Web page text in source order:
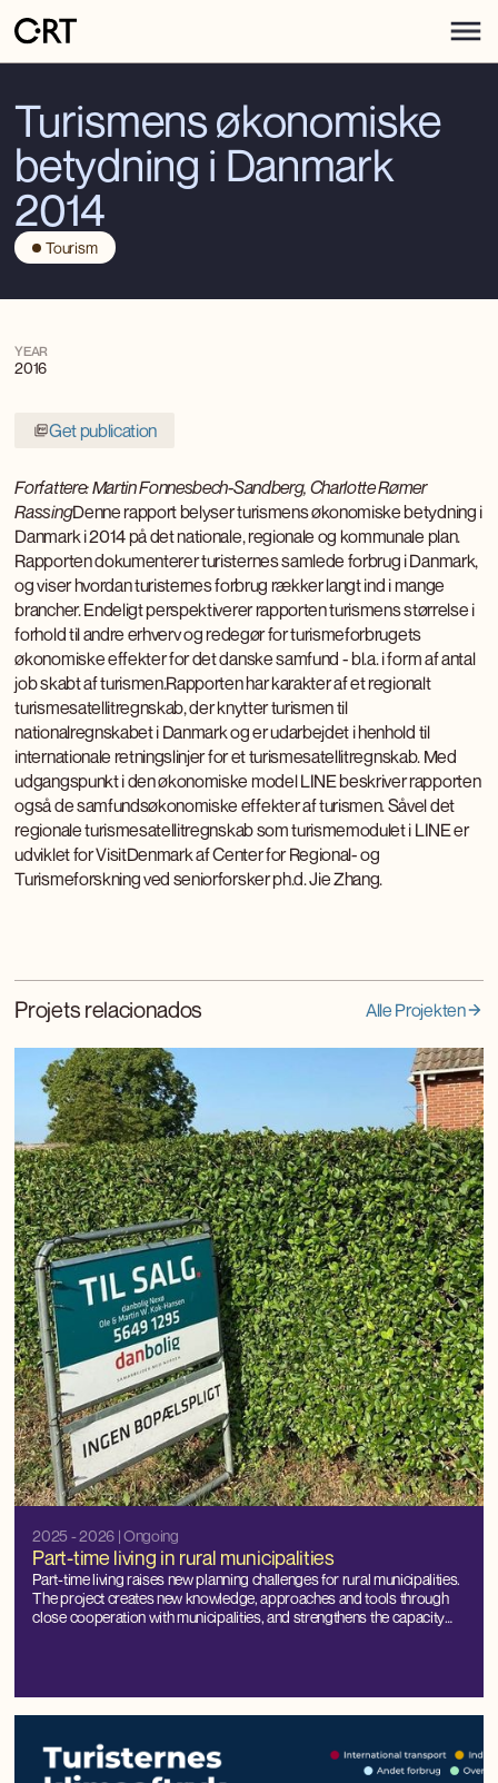
Turismens økonomiske
betydning i Danmark
2014
Tourism
YEAR
2016
Get publication
Forfattere: Martin Fonnesbech-Sandberg, Charlotte Rømer
RassingDenne rapport belyser turismens økonomiske betydning i
Danmark i 2014 på det nationale, regionale og kommunale plan.
Rapporten dokumenterer turisternes samlede forbrug i Danmark,
og viser hvordan turisternes forbrug rækker langt ind i mange
brancher. Endeligt perspektiverer rapporten turismens størrelse i
forhold til andre erhverv og redegør for turismeforbrugets
økonomiske effekter for det danske samfund - bl.a. i form af antal
job skabt af turismen.Rapporten har karakter af et regionalt
turismesatellitregnskab, der knytter turismen til
nationalregnskabet i Danmark og er udarbejdet i henhold til
internationale retningslinjer for et turismesatellitregnskab. Med
udgangspunkt i den økonomiske model LINE beskriver rapporten
også de samfundsøkonomiske effekter af turismen. Såvel det
regionale turismesatellitregnskab som turismemodulet i LINE er
udviklet for VisitDenmark af Center for Regional- og
Turismeforskning ved seniorforsker ph.d. Jie Zhang.
Projets relacionados Alle Projekten
2025 - 2026| Ongoing
Part-time living in rural municipalities
Part-time living raises new planning challenges for rural municipalities.
The project creates new knowledge, approaches and tools through
close cooperation with municipalities, and strengthens the capacity